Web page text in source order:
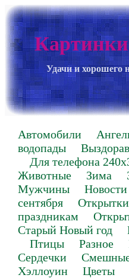
Удачи и хорошего
Автомобили
водопады
Для телефона
Животные
Зима
Мужчины
Новости
сентября
праздникам
Старый Новый год
Птицы
Разное
Сердечки
Хэллоуин
Цветы